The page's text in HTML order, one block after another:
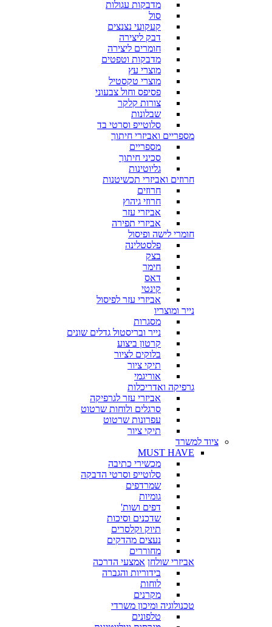
מדבקות עגולות
סול
קעקועי נצנצים
דבק ליצירה
חומרים ליצירה
מדבקות וטפטים
מוצרי עץ
מוצרי טקסטיל
פסיפס וחול צבעוני
צורות קלקר
שבלונות
סלוטייפ וסרטי בד
מספריים ואביזרי חיתוך
מספריים
סכיני חיתוך
גליוטינות
חרוזים ואביזרי תכשיטנות
חרוזים
חרוזי גיהוץ
אביזרי עזר
אביזרי תפירה
חומרי לישה ופיסול
פלסטלינה
בצק
חימר
דאס
קינטי
אביזרי עזר לפיסול
נייר ומוצריו
מסגרות
נייר ובריסטול גדלים שונים
קרטון ביצוע
בלוקים לציור
תיקי ציור
אוריגמי
גרפיקה ואדריכלות
אביזרי עזר לגרפיקה
סרגלים ולוחות שרטוט
עפרונות שרטוט
תיקי ציור
ציוד למשרד
MUST HAVE
מכשירי כתיבה
סלוטייפ וסרטי הדבקה
שמרדפים
גומיות
דפים ושות'
שדכנים וסיכות
תיוק וקלסרים
נעצים מהדקים
מחוררים
אביזרי שולחן אמצעי הדרכה
בידוריות והגברה
לוחות
מקרנים
טכנולוגיה ומיכון משרדי
טלפונים